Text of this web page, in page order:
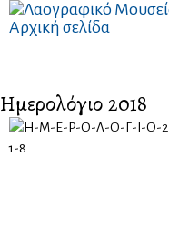
Ημερολόγιο 2018